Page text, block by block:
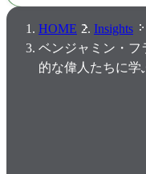
HOME
Insights
ベンジャミン・
的な偉人たちに学